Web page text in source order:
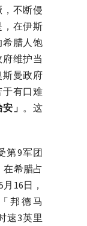
不断侵
在伊斯
腊人饱
维护当
曼政府
有口难
」 。这
第9军团
在希腊占
16日，
邦德马
速3英里